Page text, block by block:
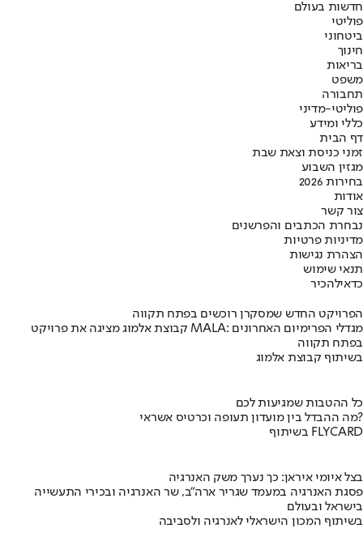
חדשות בעולם
פוליטי
ביטחוני
חינוך
בריאות
משפט
תחבורה
פוליטי-מדיני
כללי ומידע
דף הבית
זמני כניסת וצאת שבת
מגזין השבוע
בחירות 2026
אודות
צור קשר
נבחרת הכתבים והפרשנים
מדיניות פרטיות
הצהרת נגישות
תנאי שימוש
כדאילהכיר
הפרויקט החדש שמסקרן רוכשים בפתח תקווה
קבוצת אלמוג מציגה את פרויקט MALA: מגדלי הפרימיום האחרונים
בפתח תקווה
בשיתוף קבוצת אלמוג
כל ההטבות שמגיעות לכם
מה ההבדל בין מועדון תעופה וכרטיס אשראי?
בשיתוף FLYCARD
בצל איומי איראן: כך נערך משק האנרגיה
פסגת האנרגיה במעמד שגריר ארה"ב, שר האנרגיה ובכירי התעשייה
בישראל ובעולם
בשיתוף המכון הישראלי לאנרגיה ולסביבה